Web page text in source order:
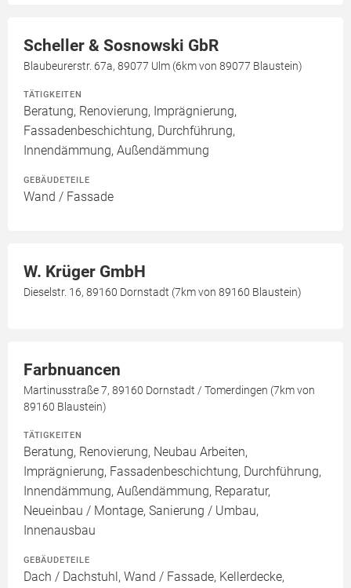
Scheller & Sosnowski GbR
Blaubeurerstr. 67a, 89077 Ulm (6km von 89077 Blaustein)
TÄTIGKEITEN
Beratung, Renovierung, Imprägnierung,
Fassadenbeschichtung, Durchführung,
Innendämmung, Außendämmung
GEBÄUDETEILE
Wand / Fassade
W. Krüger GmbH
Dieselstr. 16, 89160 Dornstadt (7km von 89160 Blaustein)
Farbnuancen
Martinusstraße 7, 89160 Dornstadt / Tomerdingen (7km von
89160 Blaustein)
TÄTIGKEITEN
Beratung, Renovierung, Neubau Arbeiten,
Imprägnierung, Fassadenbeschichtung, Durchführung,
Innendämmung, Außendämmung, Reparatur,
Neueinbau / Montage, Sanierung / Umbau,
Innenausbau
GEBÄUDETEILE
Dach / Dachstuhl, Wand / Fassade, Kellerdecke,